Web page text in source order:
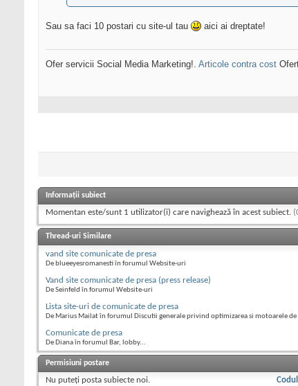
Sau sa faci 10 postari cu site-ul tau aici ai dreptate!
Ofer servicii Social Media Marketing!. Articole contra cost
Informații subiect
Momentan este/sunt 1 utilizator(i) care navighează în acest subiect.
Thread-uri Similare
vand site comunicate de presa
De blueeyesromanesti în forumul Website-uri
Vand site comunicate de presa (press release)
De Seinfeld în forumul Website-uri
Lista site-uri de comunicate de presa
De Marius Mailat în forumul Discutii generale privind optimizarea si motoarele de
Comunicate de presa
De Diana în forumul Bar, lobby...
Permisiuni postare
Nu puteţi posta subiecte noi.